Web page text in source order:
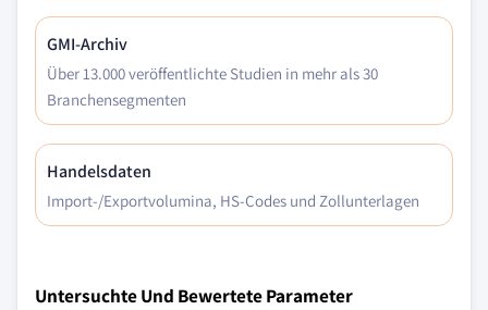
GMI-Archiv
Über 13.000 veröffentlichte Studien in mehr als 30
Branchensegmenten
Handelsdaten
Import-/Exportvolumina, HS-Codes und Zollunterlagen
Untersuchte Und Bewertete Parameter